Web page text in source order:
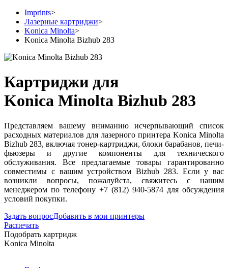
Imprints>
Лазерные картриджи>
Konica Minolta>
Konica Minolta Bizhub 283
Картриджи для
Konica Minolta Bizhub 283
Представляем вашему вниманию исчерпывающий список
расходных материалов для лазерного принтера Konica Minolta
Bizhub 283, включая тонер-картриджи, блоки барабанов, печи-
фьюзеры и другие компоненты для технического
обслуживания. Все предлагаемые товары гарантированно
совместимы с вашим устройством Bizhub 283. Если у вас
возникли вопросы, пожалуйста, свяжитесь с нашим
менеджером по телефону +7 (812) 940-5874 для обсуждения
условий покупки.
Задать вопросДобавить в мои принтеры
Распечать
Подобрать картридж
Konica Minolta